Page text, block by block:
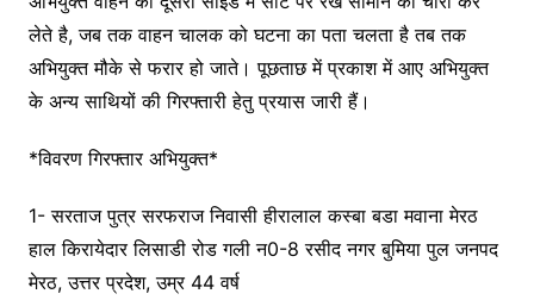
लेते है, जब तक वाहन चालक को घटना का पता चलता है तब तक
अभियुक्त मौके से फरार हो जाते। पूछताछ में प्रकाश में आए अभियुक्त
के अन्य साथियों की गिरफ्तारी हेतु प्रयास जारी हैं।
*विवरण गिरफ्तार अभियुक्त*
1- सरताज पुत्र सरफराज निवासी हीरालाल कस्बा बडा मवाना मेरठ
हाल किरायेदार लिसाडी रोड गली न0-8 रसीद नगर बुमिया पुल जनपद
मेरठ, उत्तर प्रदेश, उम्र 44 वर्ष